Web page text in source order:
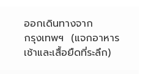
ออกเดินทางจาก
กรุงเทพฯ (แจกอาหาร
เช้าและเสื้อยืดที่ระลึก)